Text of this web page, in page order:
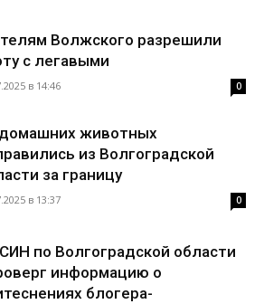
Волжского разрешили
с легавыми
в 14:46 0
животных
из Волгоградской
за границу
в 13:37 0
по Волгоградской области
информацию о
блогера-